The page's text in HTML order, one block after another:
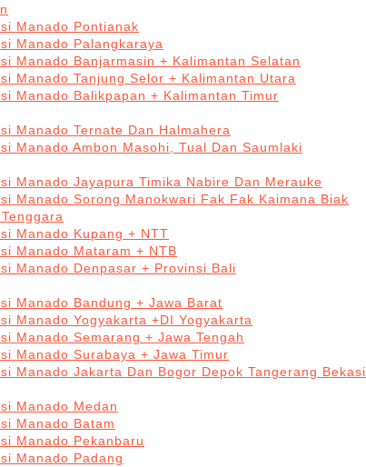
Manado Pontianak
Manado Palangkaraya
Manado Banjarmasin + Kalimantan Selatan
Manado Tanjung Selor + Kalimantan Utara
Manado Balikpapan + Kalimantan Timur
Manado Ternate Dan Halmahera
Manado Ambon Masohi, Tual Dan Saumlaki
Manado Jayapura Timika Nabire Dan Merauke
Manado Sorong Manokwari Fak Fak Kaimana Biak
Manado Kupang + NTT
Manado Mataram + NTB
Manado Denpasar + Provinsi Bali
Manado Bandung + Jawa Barat
Manado Yogyakarta +DI Yogyakarta
Manado Semarang + Jawa Tengah
Manado Surabaya + Jawa Timur
Manado Jakarta Dan Bogor Depok Tangerang Bekasi
Manado Medan
Manado Batam
Manado Pekanbaru
Manado Padang